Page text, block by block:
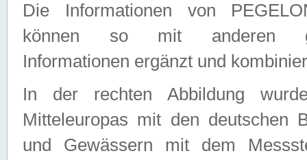
Die Informationen von
können so mit anderen
Informationen ergänzt und
In der rechten Abbildung
Mitteleuropas mit den deutschen
und Gewässern mit dem